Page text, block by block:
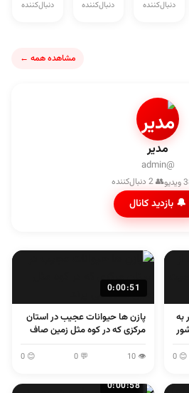
دنبال‌کننده دنبال‌کننده دنبال‌کننده
مشاهده همه ←
مدیر
@admin
👥 2 دنبال‌کننده
🔔 بازدید کانال
به
😊 0
0:00:51
پازن ها حیوانات عجیب در استان
مرکزی که در کوه مثل زمین صاف
👁 10
💬 0
😊 0
0:00:58